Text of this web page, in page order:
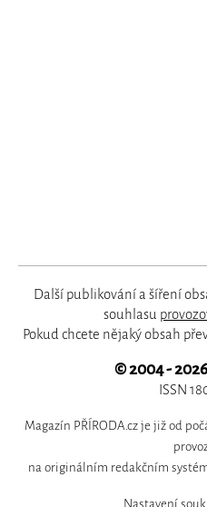
Další publikování a šíření
souhlasu
Pokud chcete nějaký obsah
© 2004 -
ISSN
Magazín PŘÍRODA.cz je již od
na originálním redakčním
Nastavení